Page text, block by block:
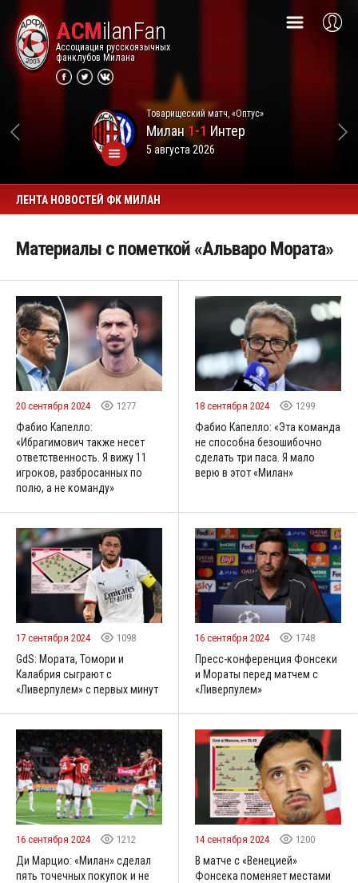
ACMilanFan
Ассоциация русскоязычных
фанклубов Милана
Товарищеский матч, «Оптус»
Милан1-1 Интер
5 августа 2026
ЛЕНТА НОВОСТЕЙ ФК МИЛАН
Материалы с пометкой «Альваро Мората»
20 сентября 2024 1277
Фабио Капелло:
«Ибрагимович также несет
ответственность. Я вижу 11
игроков, разбросанных по
полю, а не команду»
18 сентября 2024 1299
Фабио Капелло: «Эта команда
не способна безошибочно
сделать три паса. Я мало
верю в этот «Милан»
17 сентября 2024 1098
GdS: Мората, Томори и
Калабрия сыграют с
«Ливерпулем» с первых минут
16 сентября 2024 1748
Пресс-конференция Фонсеки
и Мораты перед матчем с
«Ливерпулем»
16 сентября 2024 1212
Ди Марцио: «Милан» сделал
пять точечных покупок и не
14 сентября 2024 1200
В матче с «Венецией»
Фонсека поменяет местами